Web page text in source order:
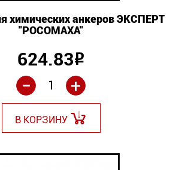
химических анкеров ЭКСПЕРТ
"РОСОМАХА"
624.83Р
+
-
В КОРЗИНУ